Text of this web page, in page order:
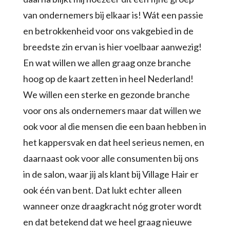
van ondernemers bij elkaar is! Wát een passie
en betrokkenheid voor ons vakgebied in de
breedste zin ervan is hier voelbaar aanwezig!
En wat willen we allen graag onze branche
hoog op de kaart zetten in heel Nederland!
We willen een sterke en gezonde branche
voor ons als ondernemers maar dat willen we
ook voor al die mensen die een baan hebben in
het kappersvak en dat heel serieus nemen, en
daarnaast ook voor alle consumenten bij ons
in de salon, waar jij als klant bij Village Hair er
ook één van bent. Dat lukt echter alleen
wanneer onze draagkracht nóg groter wordt
en dat betekend dat we heel graag nieuwe